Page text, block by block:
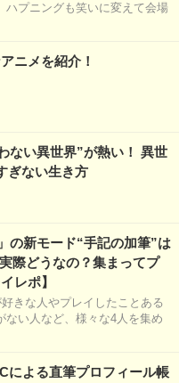
ハプニングも笑いに変えて会場
ニメを紹介！
ない異世界”が熱い！ 異世
ぎない生き方
の新モード“手記の加筆”は
際どうなの？集まってプ
レポ】
きな人やプレイしたことある
ない人など、様々な4人を集め
による直筆プロフィール帳